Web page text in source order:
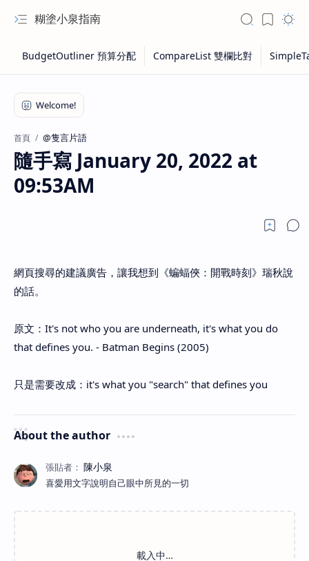
糊塗小泉指南
首頁 @隻言片語
隨手寫 January 20, 2022 at
09:53AM
網頁搜尋的建議廣告，讓我想到《蝙蝠俠：開戰時刻》瑞秋說
的話。
原文：It's not who you are underneath, it's what you do
that defines you. - Batman Begins (2005)
只是需要改成：it's what you "search" that defines you
About the author
喜愛用文字說明自己眼中所見的一切